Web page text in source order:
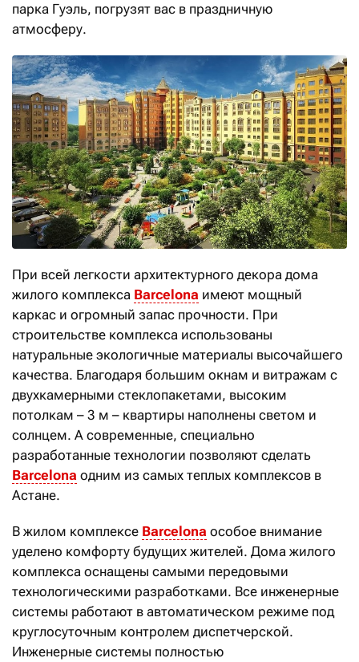
парка Гуэль, погрузят вас в праздничную
атмосферу.
При всей легкости архитектурного декора дома
жилого комплекса Barcelona имеют мощный
каркас и огромный запас прочности. При
строительстве комплекса использованы
натуральные экологичные материалы высочайшего
качества. Благодаря большим окнам и витражам с
двухкамерными стеклопакетами, высоким
потолкам – 3 м – квартиры наполнены светом и
солнцем. А современные, специально
разработанные технологии позволяют сделать
Barcelona одним из самых теплых комплексов в
Астане.
В жилом комплексе Barcelona особое внимание
уделено комфорту будущих жителей. Дома жилого
комплекса оснащены самыми передовыми
технологическими разработками. Все инженерные
системы работают в автоматическом режиме под
круглосуточным контролем диспетчерской.
Инженерные системы полностью